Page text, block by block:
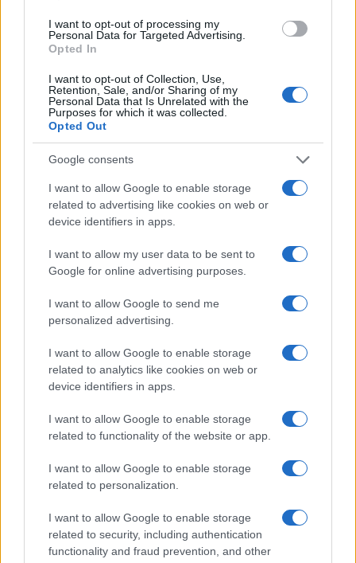
I want to opt-out of processing my
Personal Data for Targeted Advertising.
Opted In
I want to opt-out of Collection, Use,
Retention, Sale, and/or Sharing of my
Personal Data that Is Unrelated with the
Purposes for which it was collected.
Opted Out
Google consents
I want to allow Google to enable storage
related to advertising like cookies on web or
device identifiers in apps.
I want to allow my user data to be sent to
Google for online advertising purposes.
I want to allow Google to send me
personalized advertising.
I want to allow Google to enable storage
related to analytics like cookies on web or
device identifiers in apps.
I want to allow Google to enable storage
related to functionality of the website or app.
I want to allow Google to enable storage
related to personalization.
I want to allow Google to enable storage
related to security, including authentication
functionality and fraud prevention, and other
La giustizia farà il suo corso e il garantismo è alla
ultime settimane in Puglia, nello specifico a Bari,
smonta una certa narrazione della sinistra.
Nonostante i passi avanti fatti nel corso degli
ultimi anni, esiste e resiste una certa micro-
o di
Decaro, sia chiaro, ma serve ancora un grande
lavoro per mettere la parola fine a certi scandali.
“Rispetto al voto di scambio, è una cosa che non
mi sorprende. Per primo, come sapete, durante le
ultime elezioni ho fatto delle denunce
circostanziate, ne ho fatte 3 e 2 di quelle denunce
erano persone che votavano per me e le liste
legate al mio nome. Purtroppo l’inquinamento del
voto, la corruzione, la compravendita del voto c’è
ed è una cosa che dobbiamo attenzionare tutti.
Come ho detto più volte va alzato il livello di
fare tutte le forze politiche, a cominciare da chi
accaduto, aspetto di capire l’evoluzione della
indagine e degli arresti di stamattina”.